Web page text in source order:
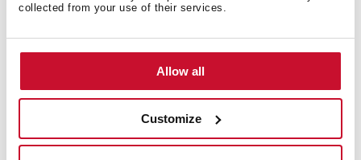
collected from your use of their services.
Allow all
Customize